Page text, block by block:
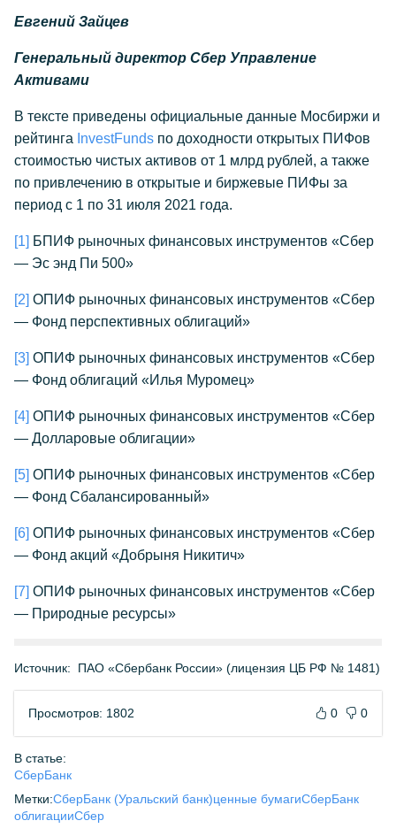
Евгений Зайцев
Генеральный директор Сбер Управление
Активами
В тексте приведены официальные данные Мосбиржи и
рейтинга InvestFunds по доходности открытых ПИФов
стоимостью чистых активов от 1 млрд рублей, а также
по привлечению в открытые и биржевые ПИФы за
период с 1 по 31 июля 2021 года.
[1] БПИФ рыночных финансовых инструментов «Сбер
— Эс энд Пи 500»
[2] ОПИФ рыночных финансовых инструментов «Сбер
— Фонд перспективных облигаций»
[3] ОПИФ рыночных финансовых инструментов «Сбер
— Фонд облигаций «Илья Муромец»
[4] ОПИФ рыночных финансовых инструментов «Сбер
— Долларовые облигации»
[5] ОПИФ рыночных финансовых инструментов «Сбер
— Фонд Сбалансированный»
[6] ОПИФ рыночных финансовых инструментов «Сбер
— Фонд акций «Добрыня Никитич»
[7] ОПИФ рыночных финансовых инструментов «Сбер
— Природные ресурсы»
Источник: ПАО «Сбербанк России» (лицензия ЦБ РФ № 1481)
Просмотров: 1802 0 0
В статье:
СберБанк
Метки:СберБанк (Уральский банк)ценные бумагиСберБанк
облигацииСбер